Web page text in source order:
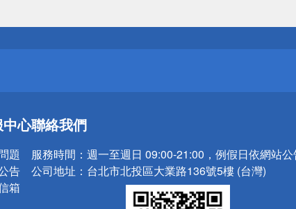
心！
心！
心
題
告
箱
聯絡我們
服務時間： 週一至週日 09:00-21:00，例假日依網站
公司地址： 台北市北投區大業路136號5樓 (台灣)